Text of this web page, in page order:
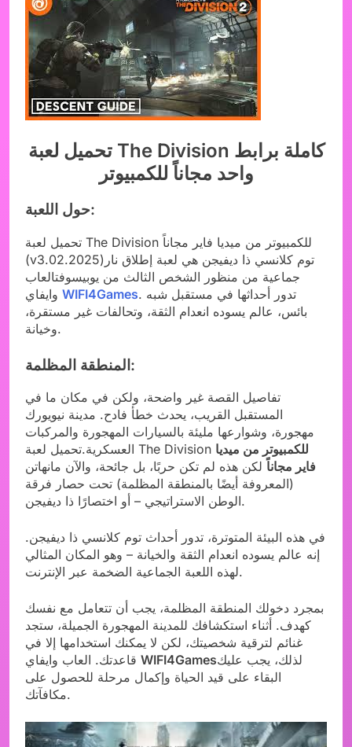
تحميل لعبة The Division كاملة برابط
واحد مجاناً للكمبيوتر
حول اللعبة:
تحميل لعبة The Division للكمبيوتر من ميديا فاير مجاناً
(v3.02.2025)توم كلانسي ذا ديفيجن هي لعبة إطلاق نار
جماعية من منظور الشخص الثالث من يوبيسوفتالعاب
WIFI4Games. تدور أحداثها في مستقبل شبه
بائس، عالم يسوده انعدام الثقة، وتحالفات غير مستقرة،
وخيانة.
المنطقة المظلمة:
تفاصيل القصة غير واضحة، ولكن في مكان ما في
المستقبل القريب، يحدث خطأ فادح. مدينة نيويورك
مهجورة، وشوارعها مليئة بالسيارات المهجورة والمركبات
العسكرية.تحميل لعبة The Division للكمبيوتر من ميديا
فاير مجاناً لكن هذه لم تكن حربًا، بل جائحة، والآن مانهاتن
(المعروفة أيضًا بالمنطقة المظلمة) تحت حصار فرقة
الوطن الاستراتيجي – أو اختصارًا ذا ديفيجن.
في هذه البيئة المتوترة، تدور أحداث توم كلانسي ذا ديفيجن.
إنه عالم يسوده انعدام الثقة والخيانة – وهو المكان المثالي
لهذه اللعبة الجماعية الضخمة عبر الإنترنت.
بمجرد دخولك المنطقة المظلمة، يجب أن تتعامل مع نفسك
كهدف. أثناء استكشافك للمدينة المهجورة الجميلة، ستجد
غنائم لترقية شخصيتك، لكن لا يمكنك استخدامها إلا في
WIFI4Gamesلذلك، يجب عليك
البقاء على قيد الحياة وإكمال مرحلة للحصول على
مكافآتك.